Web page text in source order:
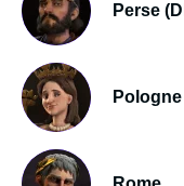
Perse